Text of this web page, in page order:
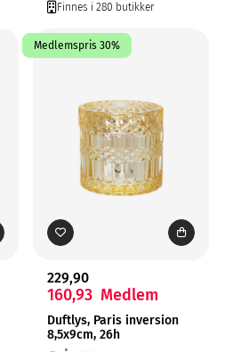
Finnes i 280 butikker
Medlemspris 30%
160,93 Medlem
229,90
Duftlys, Paris inversion
8,5x9cm, 26h